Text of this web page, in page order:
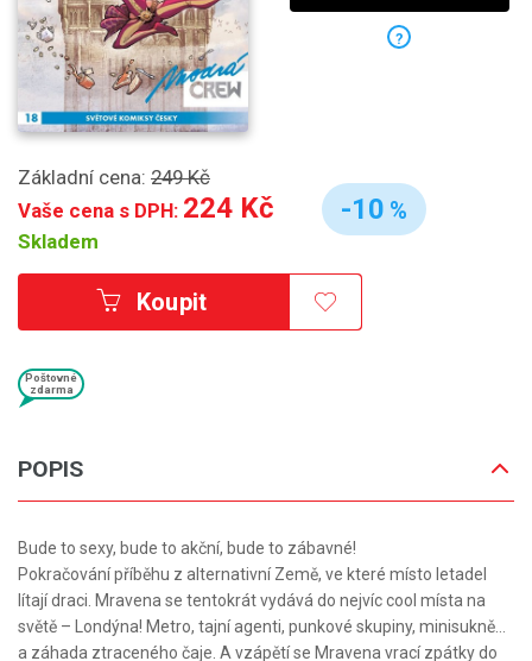
Základní cena: 249 Kč
Vaše cena s DPH: 224 Kč
Skladem
-10 %
Koupit
Poštovné
zdarma
POPIS
Bude to sexy, bude to akční, bude to zábavné!
Pokračování příběhu z alternativní Země, ve které místo letadel
lítají draci. Mravena se tentokrát vydává do nejvíc cool místa na
světě – Londýna! Metro, tajní agenti, punkové skupiny, minisukně…
a záhada ztraceného čaje. A vzápětí se Mravena vrací zpátky do
?